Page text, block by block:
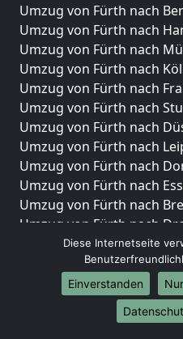
Umzug von Fürth nach
Umzug von Fürth nach
Umzug von Fürth nach
Umzug von Fürth nach
Umzug von Fürth nach
Umzug von Fürth nach
Umzug von Fürth nach
Umzug von Fürth nach
Umzug von Fürth nach
Umzug von Fürth nach
Umzug von Fürth nach
Umzug von Fürth nach
Umzug von Fürth nach
Umzug von Fürth nach
Umzug von Fürth nach
Umzug von Fürth nach
Umzug von Fürth nach
Diese Internetseite
Einverstanden